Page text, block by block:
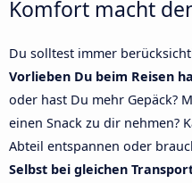
Komfort macht
Du solltest immer
Vorlieben Du beim Reisen
oder hast Du mehr Gepäck?
einen Snack zu dir nehmen?
Abteil entspannen oder
Selbst bei gleichen